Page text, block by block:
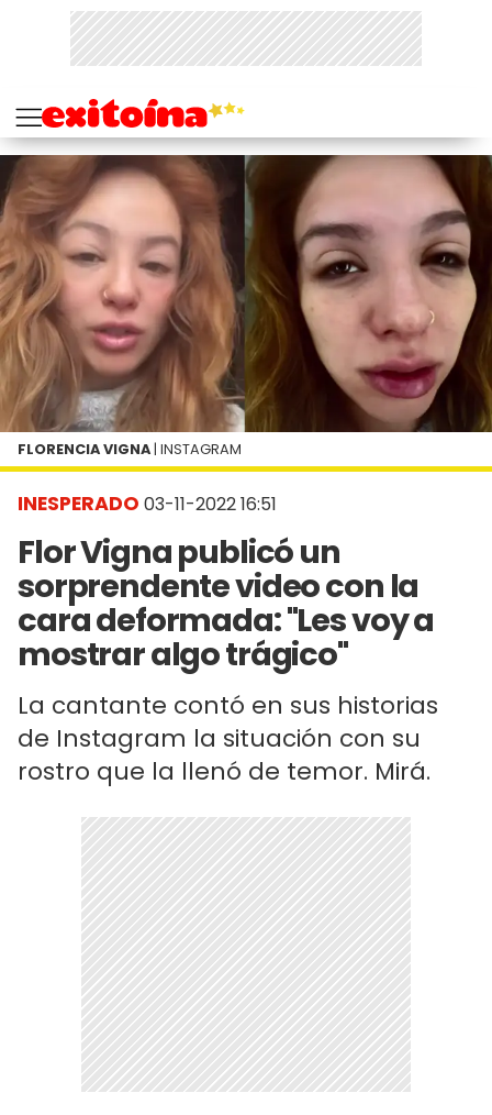
INESPERADO 03-11-2022 16:51
Flor Vigna publicó un
sorprendente video con la
cara deformada: "Les voy a
mostrar algo trágico"
La cantante contó en sus historias
de Instagram la situación con su
rostro que la llenó de temor. Mirá.
FLORENCIA VIGNA | INSTAGRAM